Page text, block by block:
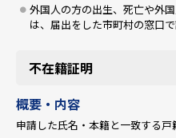
外国人の方の出生、死亡や外
は、届出をした市町村の窓口で
不在籍証明
概要・内容
申請した氏名・本籍と一致する戸